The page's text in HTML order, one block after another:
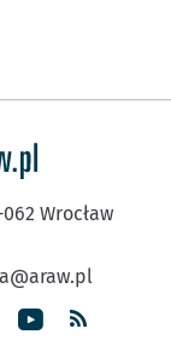
Wrocław